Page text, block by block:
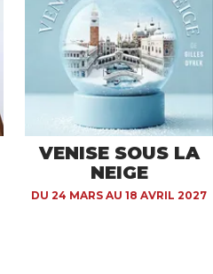
VENISE SOUS LA
NEIGE
DU 24 MARS AU 18 AVRIL 2027